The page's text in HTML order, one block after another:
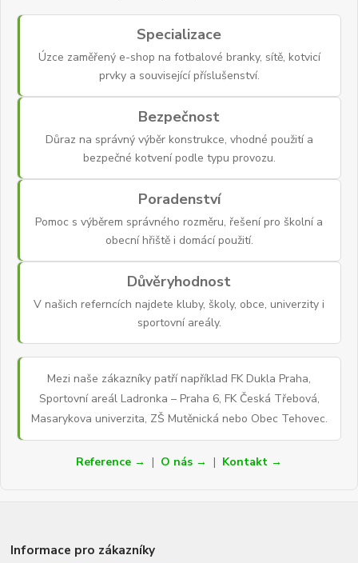
Specializace
Úzce zaměřený e-shop na fotbalové branky, sítě, kotvicí
prvky a související příslušenství.
Bezpečnost
Důraz na správný výběr konstrukce, vhodné použití a
bezpečné kotvení podle typu provozu.
Poradenství
Pomoc s výběrem správného rozměru, řešení pro školní a
obecní hřiště i domácí použití.
Důvěryhodnost
V našich referncích najdete kluby, školy, obce, univerzity i
sportovní areály.
Mezi naše zákazníky patří například FK Dukla Praha,
Sportovní areál Ladronka – Praha 6, FK Česká Třebová,
Masarykova univerzita, ZŠ Mutěnická nebo Obec Tehovec.
Reference → | O nás → | Kontakt →
Informace pro zákazníky